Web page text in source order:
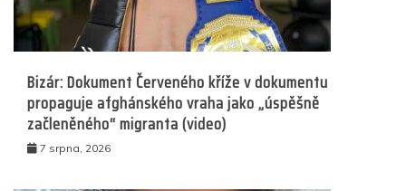
Bizár: Dokument Červeného kříže v dokumentu
propaguje afghánského vraha jako „úspěšně
začleněného“ migranta (video)
7 srpna, 2026